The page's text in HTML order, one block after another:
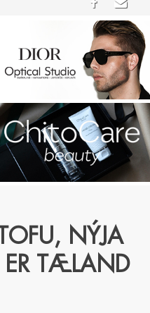
NÝJA
ER TÆLAND